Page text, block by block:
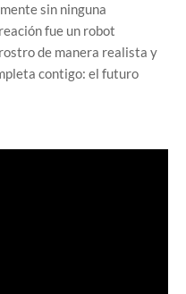
sin ninguna
fue un robot
de manera realista y
contigo: el futuro